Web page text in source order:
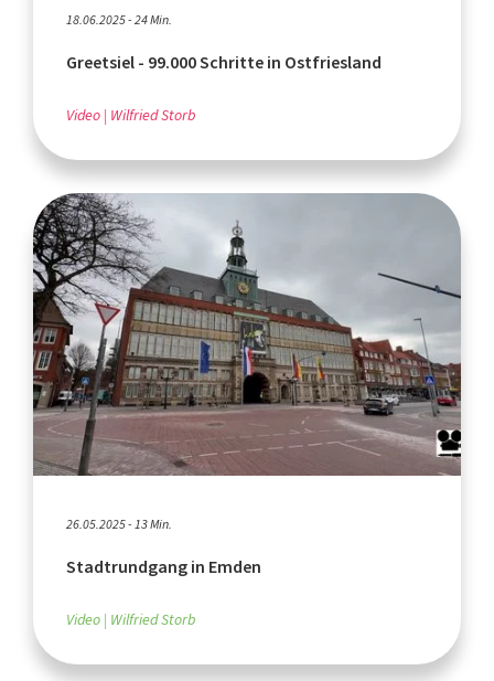
18.06.2025 - 24 Min.
Greetsiel - 99.000 Schritte in Ostfriesland
Video Wilfried Storb
26.05.2025 - 13 Min.
Stadtrundgang in Emden
Video Wilfried Storb